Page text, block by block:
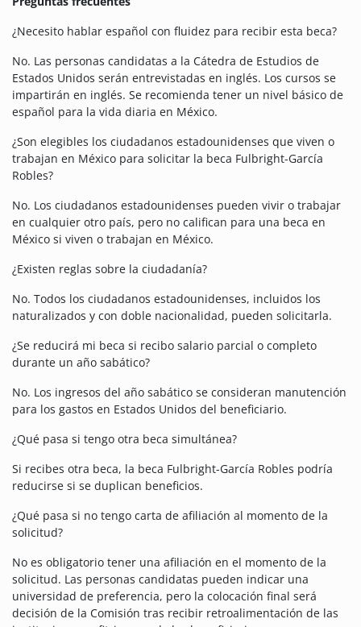
¿Necesito hablar español con fluidez para recibir esta beca?
No. Las personas candidatas a la Cátedra de Estudios de
Estados Unidos serán entrevistadas en inglés. Los cursos se
impartirán en inglés. Se recomienda tener un nivel básico de
español para la vida diaria en México.
¿Son elegibles los ciudadanos estadounidenses que viven o
trabajan en México para solicitar la beca Fulbright-García
Robles?
No. Los ciudadanos estadounidenses pueden vivir o trabajar
en cualquier otro país, pero no califican para una beca en
México si viven o trabajan en México.
¿Existen reglas sobre la ciudadanía?
No. Todos los ciudadanos estadounidenses, incluidos los
naturalizados y con doble nacionalidad, pueden solicitarla.
¿Se reducirá mi beca si recibo salario parcial o completo
durante un año sabático?
No. Los ingresos del año sabático se consideran manutención
para los gastos en Estados Unidos del beneficiario.
¿Qué pasa si tengo otra beca simultánea?
Si recibes otra beca, la beca Fulbright-García Robles podría
reducirse si se duplican beneficios.
¿Qué pasa si no tengo carta de afiliación al momento de la
solicitud?
No es obligatorio tener una afiliación en el momento de la
solicitud. Las personas candidatas pueden indicar una
universidad de preferencia, pero la colocación final será
decisión de la Comisión tras recibir retroalimentación de las